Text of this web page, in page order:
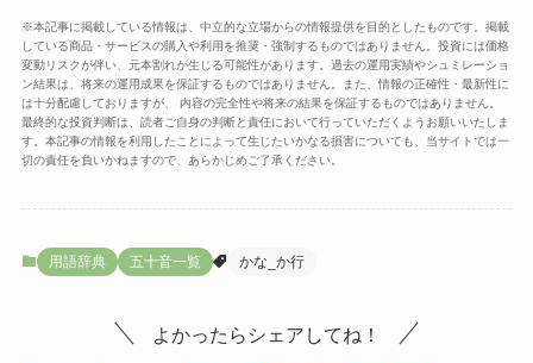
※本記事に掲載している情報は、中立的な立場からの情報提供を目的としたものです。掲載
している商品・サービスの購入や利用を推奨・強制するものではありません。投資には価格
変動リスクが伴い、元本割れが生じる可能性があります。過去の運用実績やシュミレーショ
ン結果は、将来の運用成果を保証するものではありません。また、情報の正確性・最新性に
は十分配慮しておりますが、 内容の完全性や将来の結果を保証するものではありません。
最終的な投資判断は、読者ご自身の判断と責任において行っていただくようお願いいたしま
す。本記事の情報を利用したことによって生じたいかなる損害についても、当サイトでは一
切の責任を負いかねますので、あらかじめご了承ください。
用語辞典 五十音一覧 かな_か行
よかったらシェアしてね！